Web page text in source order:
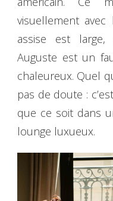
visuellement
assise est large,
Auguste est un
chaleureux. Quel
pas de doute :
que ce soit dans
lounge luxueux.